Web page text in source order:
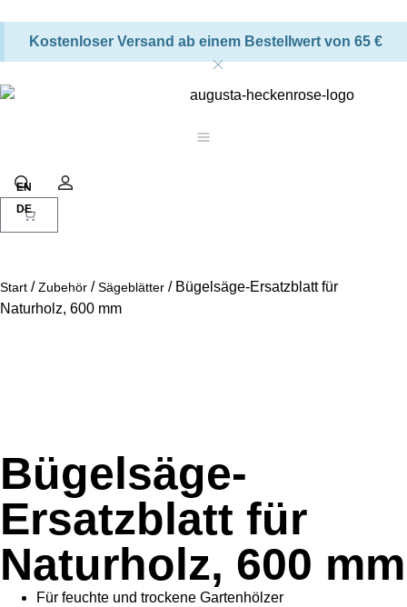
Kostenloser Versand ab einem Bestellwert von 65 €
Warenkorb
Suche
Start /Zubehör /Sägeblätter / Bügelsäge-Ersatzblatt für
Naturholz, 600 mm
Bügelsäge-
Ersatzblatt für
Naturholz, 600 mm
Für feuchte und trockene Gartenhölzer